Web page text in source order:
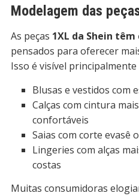
Modelagem das
As peças 1XL da Shein
pensados para oferecer
Isso é visível principalmente
Blusas e vestidos com
Calças com cintura
confortáveis
Saias com corte evasê
Lingeries com alças
costas
Muitas consumidoras